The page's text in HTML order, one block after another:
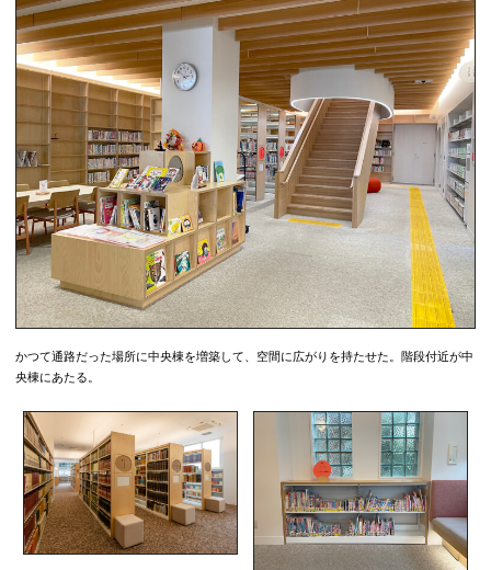
かつて通路だった場所に中央棟を増築して、空間に広がりを持たせた。階段付近が中
央棟にあたる。